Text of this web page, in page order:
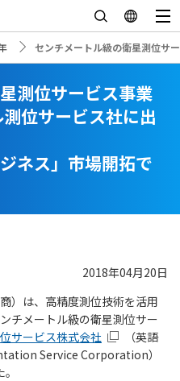
センチメートル級の衛星測位サ
測位サービス事業
位サービス社に出
ネス」市場開拓で
2018年04月20日
）は、高精度測位技術を活用
チメートル級の衛星測位サー
サービス株式会社
（英語
Service Corporation）